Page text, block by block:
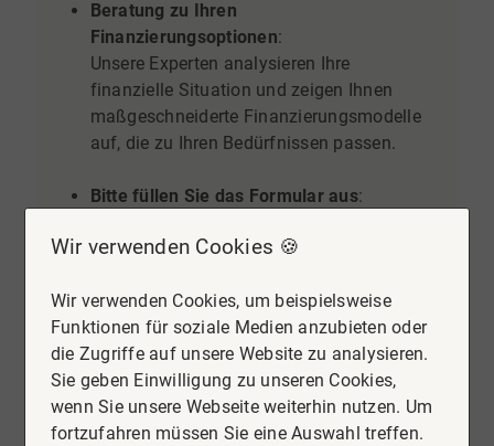
Beratung zu Ihren
Finanzierungsoptionen:
Unsere Experten analysieren Ihre
finanzielle Situation und zeigen Ihnen
maßgeschneiderte Finanzierungsmodelle
auf, die zu Ihren Bedürfnissen passen.
Bitte füllen Sie das Formular aus:
das Formular auszufüllen. Dies hilft uns,
verstehen und gezielte Beratung
anzubieten.
Angaben zur finanziellen Situation
Kaufpreis der Immobilie*
Wir verwenden Cookies 🍪
Wir verwenden Cookies, um beispielsweise
Funktionen für soziale Medien anzubieten oder
die Zugriffe auf unsere Website zu analysieren.
Sie geben Einwilligung zu unseren Cookies,
wenn Sie unsere Webseite weiterhin nutzen. Um
fortzufahren müssen Sie eine Auswahl treffen.